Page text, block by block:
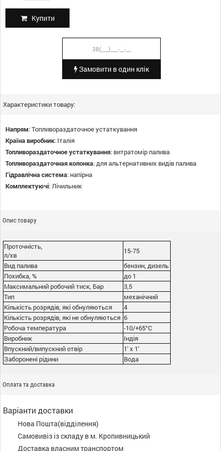
Купити
Замовити в один клік
Характеристики товару:
Напрям:Топливораздаточное устаткування
Країна виробник: Італія
Топливораздаточное устаткування: витратомір палива
Топливораздаточная колонка:для альтернативних видів палива
Гідравлічна система: напірна
Комплектуючі:Лічильник
Опис товару
Проточність,
л/хв
15-75
Вид палива
бензин, дизель
Похибка, %
до 1
Максимальний робочий тиск, Бар
3,5
Тип
механічний
Кількість розрядів, які обнуляються
4
Кількість розрядів, які не обнуляються 6
Робоча температура
-10/+65°С
Виробник
Індія
Впускний/випускний отвір
1' x 1'
Заборонені рідини
Вода
Оплата та доставка
Варіанти доставки
Нова Пошта(відділення)
Самовивіз із складу в м. Кропивницький
Доставка власним транспортом